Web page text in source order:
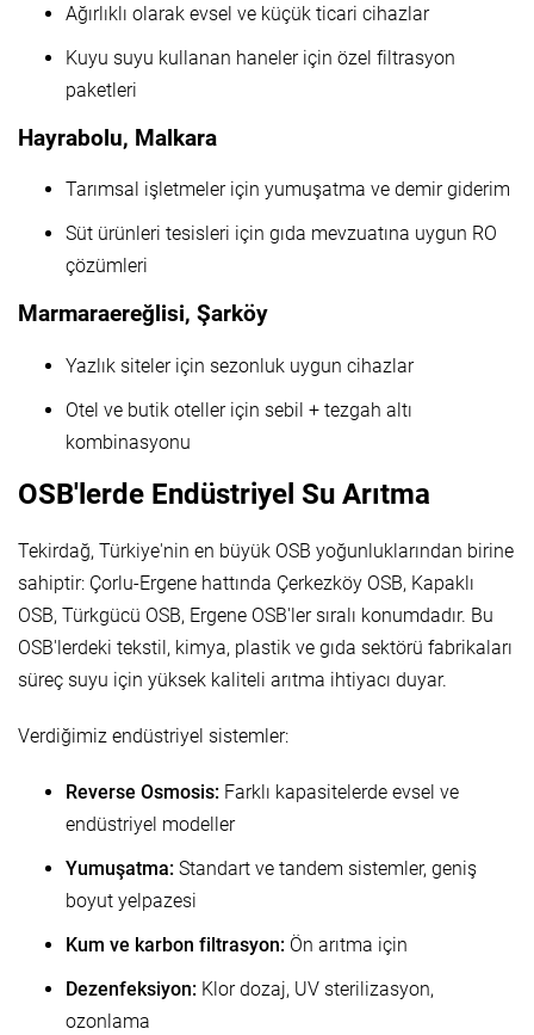
Ağırlıklı olarak evsel ve küçük ticari cihazlar
Kuyu suyu kullanan haneler için özel filtrasyon
paketleri
Hayrabolu, Malkara
Tarımsal işletmeler için yumuşatma ve demir giderim
Süt ürünleri tesisleri için gıda mevzuatına uygun RO
çözümleri
Marmaraereğlisi, Şarköy
Yazlık siteler için sezonluk uygun cihazlar
Otel ve butik oteller için sebil + tezgah altı
kombinasyonu
OSB'lerde Endüstriyel Su Arıtma
Tekirdağ, Türkiye'nin en büyük OSB yoğunluklarından birine
sahiptir: Çorlu-Ergene hattında Çerkezköy OSB, Kapaklı
OSB, Türkgücü OSB, Ergene OSB'ler sıralı konumdadır. Bu
OSB'lerdeki tekstil, kimya, plastik ve gıda sektörü fabrikaları
süreç suyu için yüksek kaliteli arıtma ihtiyacı duyar.
Verdiğimiz endüstriyel sistemler:
Reverse Osmosis: Farklı kapasitelerde evsel ve
endüstriyel modeller
Yumuşatma: Standart ve tandem sistemler, geniş
boyut yelpazesi
Kum ve karbon filtrasyon: Ön arıtma için
Dezenfeksiyon: Klor dozaj, UV sterilizasyon,
ozonlama